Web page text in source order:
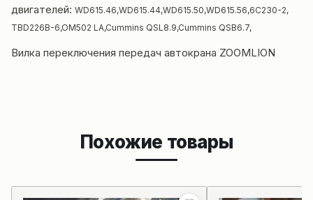
двигателей: WD615.46,WD615.44,WD615.50,WD615.56,6C230-2,
TBD226B-6,OM502 LA,Cummins QSL8.9,Cummins QSB6.7,
Вилка переключения передач автокрана ZOOMLION
Похожие товары